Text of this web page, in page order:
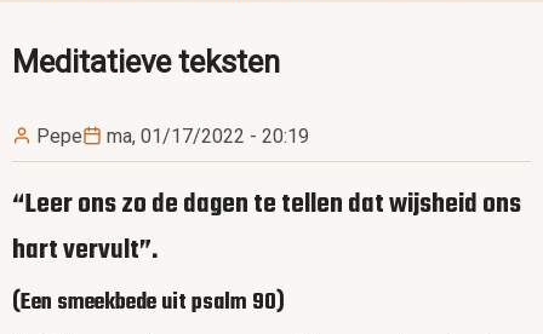
Meditatieve teksten
Pepe ma, 01/17/2022 - 20:19
“Leer ons zo de dagen te tellen dat wijsheid ons
hart vervult”.
(Een smeekbede uit psalm 90)